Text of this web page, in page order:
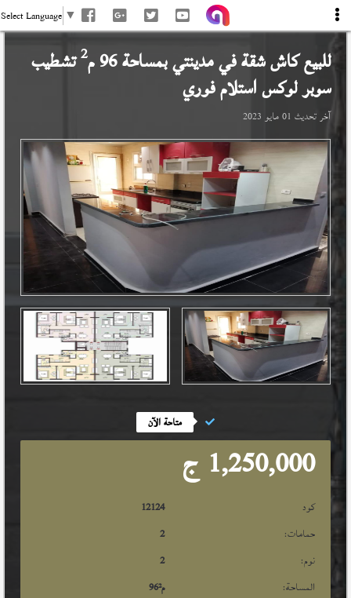
Select Language ▼
للبيع كاش شقة فيمدينتيبمساحة 96 م 2تشطيب
سوبر لوكس استلام فوري
آخر تحديث 01 مايو 2023
متاحة الآن
1,250,000 ج
كود
12124
حمامات:
2
نوم:
2
المساحة:
96م²